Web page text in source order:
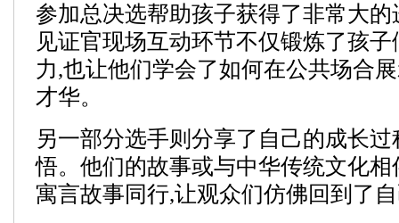
参加总决选帮助孩子获得了非常大
见证官现场互动环节不仅锻炼了孩
力,也让他们学会了如何在公共场合
才华。
另一部分选手则分享了自己的成长
悟。他们的故事或与中华传统文化
寓言故事同行,让观众们仿佛回到了